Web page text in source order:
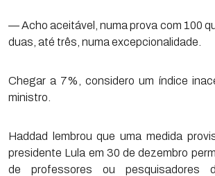
— Acho aceitável, numa prova com 100
duas, até três, numa excepcionalidade.
Chegar a 7%, considero um índice
ministro.
Haddad lembrou que uma medida
presidente Lula em 30 de dezembro
de professores ou pesquisadores